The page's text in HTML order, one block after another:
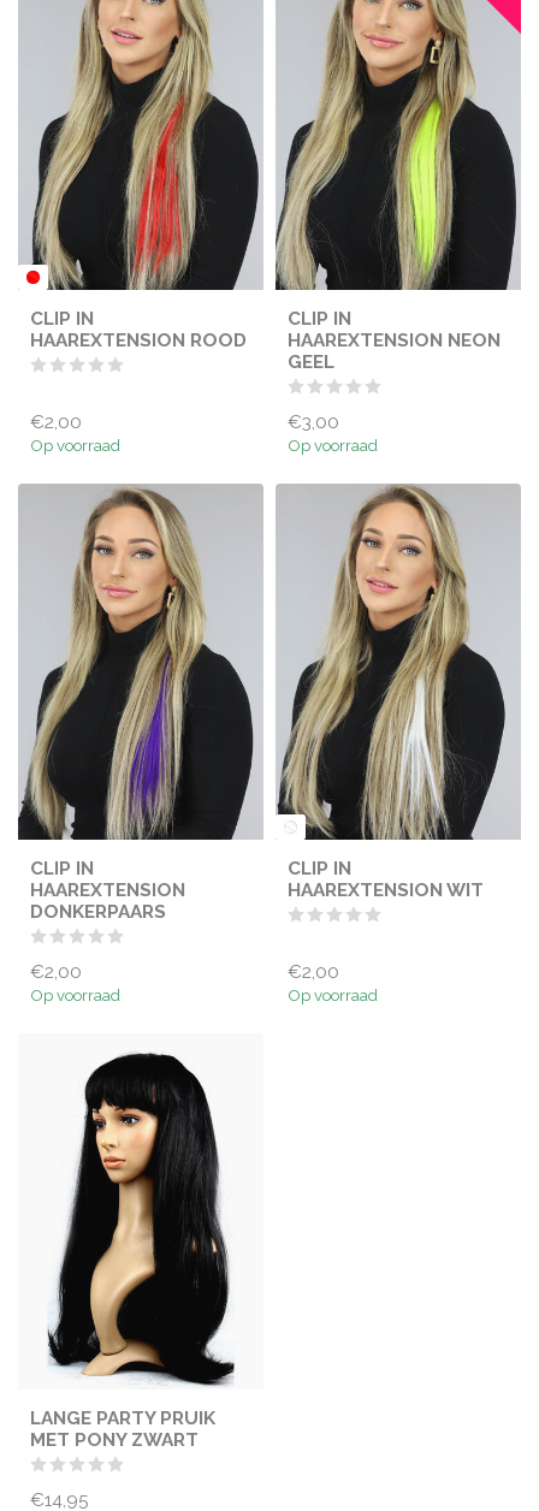
CLIP IN
HAAREXTENSION ROOD
€2,00
Op voorraad
CLIP IN
HAAREXTENSION NEON
GEEL
€3,00
Op voorraad
CLIP IN
HAAREXTENSION
DONKERPAARS
€2,00
Op voorraad
CLIP IN
HAAREXTENSION WIT
€2,00
Op voorraad
LANGE PARTY PRUIK
MET PONY ZWART
€14,95